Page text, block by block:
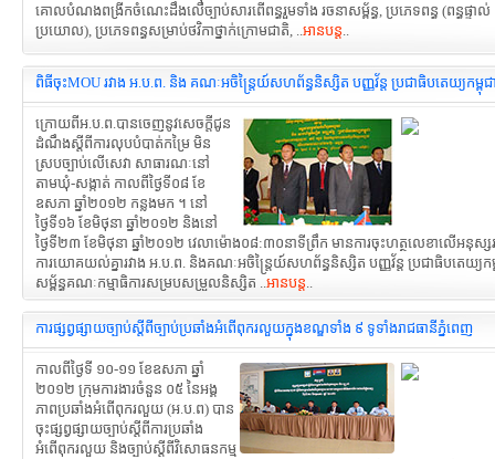
គោលបំណងពង្រីកចំណេះដឹងលើច្បាប់សារពើពន្ធរួមទាំង រចនាសម្ព័ន្ធ, ប្រភេទពន្ធ (ពន្ធផ្ទាល់
ប្រយោល), ប្រភេទពន្ធសម្រាប់ថវិកាថ្នាក់ក្រោមជាតិ, ..អានបន្ត..
ពិធីចុះMOU រវាង អ.ប.ព. និង គណៈអចិន្រ្តៃយ៍សហព័ន្ធនិស្សិត បញ្ញវ័ន្ត ប្រជាធិបតេយ្យកម្ពុជ
ក្រោយពីអ.ប.ព.បានចេញនូវសេចក្តីជូន
ដំណឹងស្តីពីការលុបបំបាត់កម្រៃ មិន
ស្របច្បាប់លើសេវា សាធារណៈនៅ
តាមឃុំ-សង្កាត់ កាលពីថ្ងៃទី០៨ ខែ
ឧសភា ឆ្នាំ២០១២ កន្លងមក ។ នៅ
ថ្ងៃទី១៦ ខែមិថុនា ឆ្នាំ២០១២ និងនៅ
ថ្ងៃទី២៣ ខែមិថុនា ឆ្នាំ២០១២ វេលាម៉ោង០៨:៣០នាទីព្រឹក មានការចុះហត្ថលេខាលើអនុស្
ការយោគយល់គ្នារវាង អ.ប.ព. និងគណៈអចិន្ត្រៃយ៍សហព័ន្ធនិស្សិត បញ្ញវ័ន្ត ប្រជាធិបតេយ្យក
សម្ព័ន្ធគណៈកម្មាធិការសម្របសម្រួលនិស្សិត ..អានបន្ត..
ការផ្សព្វផ្សាយច្បាប់ស្តីពីច្បាប់ប្រឆាំងអំពើពុករលួយក្នុងខណ្ឌទាំង ៩ ទូទាំងរាជធានីភ្នំពេញ
កាលពីថ្ងៃទី ១០-១១ ខែឧសភា ឆ្នាំ
២០១២ ក្រុមការងារចំនួន ០៥ នៃអង្គ
ភាពប្រឆាំងអំពើពុករលួយ (អ.ប.ព) បាន
ចុះផ្សព្វផ្សាយច្បាប់ស្តីពីការប្រឆាំង
អំពើពុករលួយ និងច្បាប់ស្តីពីវិសោធនកម្ម